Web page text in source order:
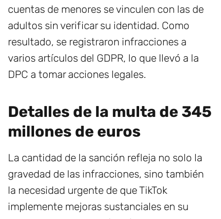
cuentas de menores se vinculen con las de
adultos sin verificar su identidad. Como
resultado, se registraron infracciones a
varios artículos del GDPR, lo que llevó a la
DPC a tomar acciones legales.
Detalles de la multa de 345
millones de euros
La cantidad de la sanción refleja no solo la
gravedad de las infracciones, sino también
la necesidad urgente de que TikTok
implemente mejoras sustanciales en su